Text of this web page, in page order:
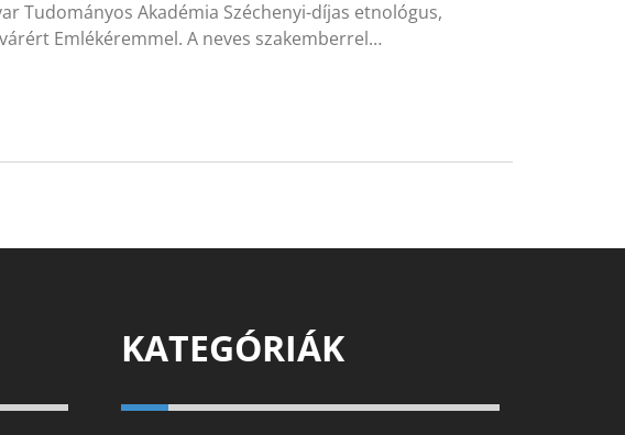
Tudományos Akadémia Széchenyi-díjas etnológus,
Emlékéremmel. A neves szakemberrel…
KATEGÓRIÁK